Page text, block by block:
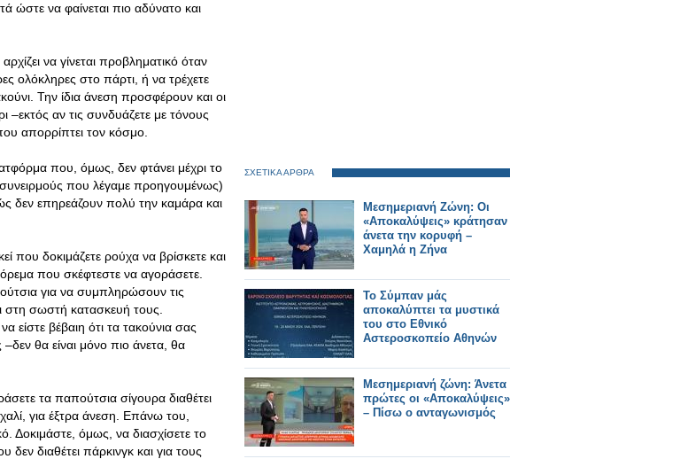
ώστε να φαίνεται πιο αδύνατο και
να γίνεται προβληματικό όταν
ολόκληρες στο πάρτι, ή να τρέχετε
Την ίδια άνεση προσφέρουν και οι
–εκτός αν τις συνδυάζετε με τόνους
απορρίπτει τον κόσμο.
που, όμως, δεν φτάνει μέχρι το
που λέγαμε προηγουμένως)
δεν επηρεάζουν πολύ την καμάρα και
που δοκιμάζετε ρούχα να βρίσκετε και
που σκέφτεστε να αγοράσετε.
για να συμπληρώσουν τις
σωστή κατασκευή τους.
είστε βέβαιη ότι τα τακούνια σας
–δεν θα είναι μόνο πιο άνετα, θα
τα παπούτσια σίγουρα διαθέτει
για έξτρα άνεση. Επάνω του,
Δοκιμάστε, όμως, να διασχίσετε το
διαθέτει πάρκινγκ και για τους
ΣΧΕΤΙΚΑ ΑΡΘΡΑ
Μεσημεριανή Ζώνη: Οι
«Αποκαλύψεις» κράτησαν
άνετα την κορυφή –
Χαμηλά η Ζήνα
Το Σύμπαν μάς
αποκαλύπτει τα μυστικά
του στο Εθνικό
Αστεροσκοπείο Αθηνών
Μεσημεριανή ζώνη: Άνετα
πρώτες οι «Αποκαλύψεις»
– Πίσω ο ανταγωνισμός